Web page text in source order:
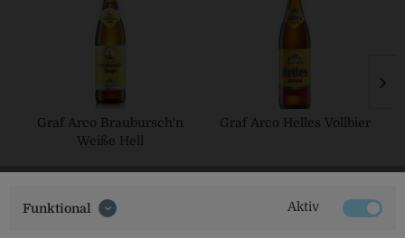
Graf Arco Braubursch'n
Weiße Hell
Graf Arco Helles Vollbier
Funktional Aktiv